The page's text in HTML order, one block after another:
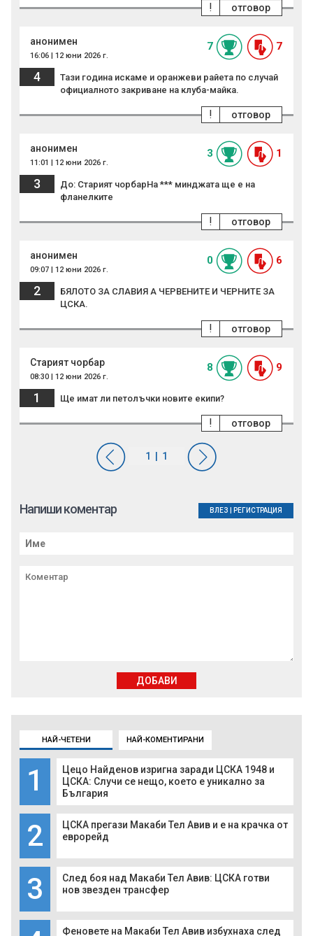
НАЙ-ЧЕТЕНИ НАЙ-КОМЕНТИРАНИ
1
Цецо Найденов изригна заради ЦСКА 1948 и
ЦСКА: Случи се нещо, което е уникално за
България
2
ЦСКА прегази Макаби Тел Авив и е на крачка от
еврорейд
3
След боя над Макаби Тел Авив: ЦСКА готви
нов звезден трансфер
Феновете на Макаби Тел Авив избухнаха след
отговор
!
анонимен
16:06 | 12 юни 2026 г.
7 7
4
Тази година искаме и оранжеви райета по случай
официалното закриване на клуба-майка.
отговор
!
анонимен
11:01 | 12 юни 2026 г.
3 1
3
До: Старият чорбарНа *** минджата ще е на
фланелките
отговор
!
анонимен
09:07 | 12 юни 2026 г.
0 6
2
БЯЛОТО ЗА СЛАВИЯ А ЧЕРВЕНИТЕ И ЧЕРНИТЕ ЗА
ЦСКА.
отговор
!
Старият чорбар
08:30 | 12 юни 2026 г.
8 9
1 Ще имат ли петолъчки новите екипи?
отговор
!
Напиши коментар ВЛЕЗ РЕГИСТРАЦИЯ
ДОБАВИ